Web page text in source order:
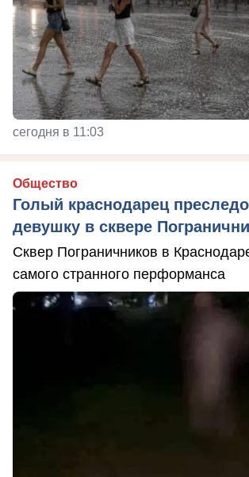
сегодня в 11:03
Общество
Голый краснодарец
девушку в сквере
Сквер Пограничников в
самого странного перформанса